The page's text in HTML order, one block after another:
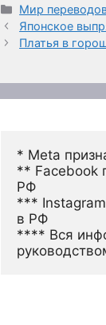
Рубрики
Мир
Японское
Платья в
* Meta
** Facebook
РФ
***
в РФ
**** Вся